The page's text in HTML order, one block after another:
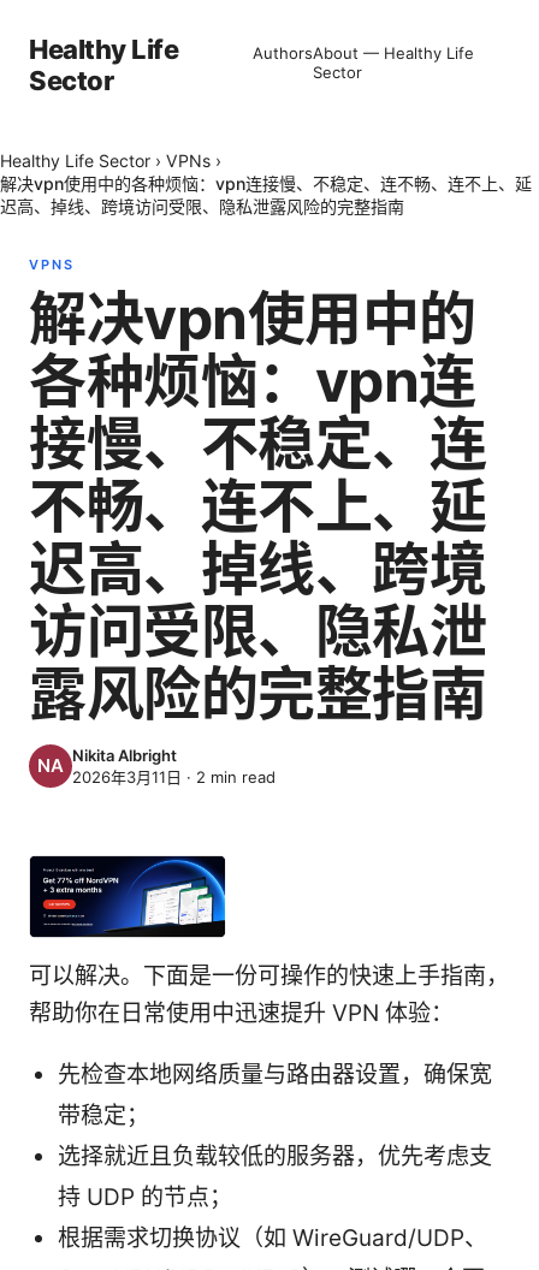
Healthy Life
Sector
AuthorsAbout — Healthy Life
Sector
Healthy Life Sector › VPNs ›
解决vpn使用中的各种烦恼：vpn连接慢、不稳定、连不畅、连不上、延
迟高、掉线、跨境访问受限、隐私泄露风险的完整指南
VPNS
解决vpn使用中的
各种烦恼：vpn连
接慢、不稳定、连
不畅、连不上、延
迟高、掉线、跨境
访问受限、隐私泄
露风险的完整指南
Nikita Albright
2026年3月11日 · 2 min read
可以解决。下面是一份可操作的快速上手指南，
帮助你在日常使用中迅速提升 VPN 体验：
先检查本地网络质量与路由器设置，确保宽
带稳定；
选择就近且负载较低的服务器，优先考虑支
持 UDP 的节点；
根据需求切换协议（如 WireGuard/UDP、